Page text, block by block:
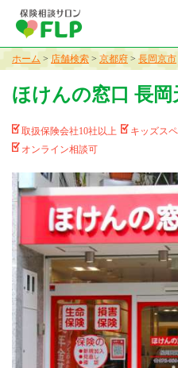
ホーム > 店舗検索 > 京都府 > 長岡京市
ほけんの窓口 長岡
取扱保険会社10社以上 キッズス
オンライン相談可